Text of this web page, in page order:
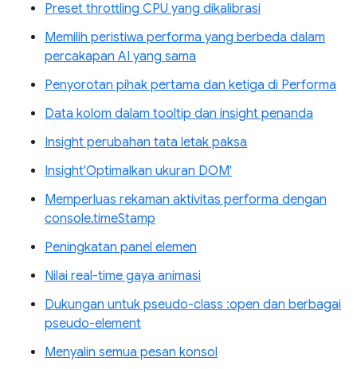
Preset throttling CPU yang dikalibrasi
Memilih peristiwa performa yang berbeda dalam
percakapan AI yang sama
Penyorotan pihak pertama dan ketiga di Performa
Data kolom dalam tooltip dan insight penanda
Insight perubahan tata letak paksa
Insight'Optimalkan ukuran DOM'
Memperluas rekaman aktivitas performa dengan
console.timeStamp
Peningkatan panel elemen
Nilai real-time gaya animasi
Dukungan untuk pseudo-class :open dan berbagai
pseudo-element
Menyalin semua pesan konsol